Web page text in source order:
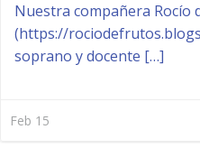
Nuestra compañera Rocío
(https://
soprano y docente […]
Feb 15